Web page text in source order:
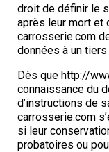
droit de définir le
après leur mort et
carrosserie.com
données à un
Dès que http://
connaissance du
d’instructions de
carrosserie.com
si leur
probatoires ou